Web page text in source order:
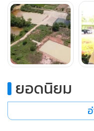
ใต้ดินที่ดูดจากประปาบาด
เป็นสนิม ไม่สามารถที่จะน
ยอดนิยม